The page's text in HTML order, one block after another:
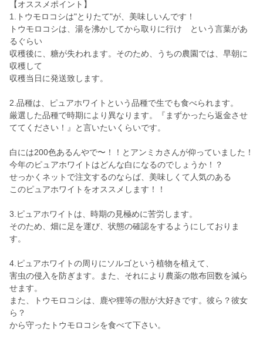
【オススメポイント】
1.トウモロコシは"とりたて"が、美味しいんです！
トウモロコシは、湯を沸かしてから取りに行け という言葉があ
るぐらい
収穫後に、糖が失われます。そのため、うちの農園では、早朝に
収穫して
収穫当日に発送致します。
2.品種は、ピュアホワイトという品種で生でも食べられます。
厳選した品種で時期により異なります。『まずかったら返金させ
ててください！』と言いたいくらいです。
白には200色あるんやで〜！！とアンミカさんが仰っていました！
今年のピュアホワイトはどんな白になるのでしょうか！？
せっかくネットで注文するのならば、美味しくて人気のある
このピュアホワイトをオススメします！！
3.ピュアホワイトは、時期の見極めに苦労します。
そのため、畑に足を運び、状態の確認をするようにしておりま
す。
4.ピュアホワイトの周りにソルゴという植物を植えて、
害虫の侵入を防ぎます。また、それにより農薬の散布回数を減ら
せます。
また、トウモロコシは、鹿や狸等の獣が大好きです。彼ら？彼女
ら？
から守ったトウモロコシを食べて下さい。